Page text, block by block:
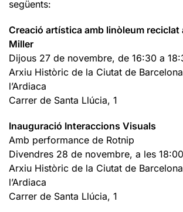
següents:
Creació artística amb linòleum reciclat
Miller
Dijous 27 de novembre, de 16:30 a
Arxiu Històric de la Ciutat de
l’Ardiaca
Carrer de Santa Llúcia, 1
Inauguració Interaccions Visuals
Amb performance de Rotnip
Divendres 28 de novembre, a les
Arxiu Històric de la Ciutat de
l’Ardiaca
Carrer de Santa Llúcia, 1